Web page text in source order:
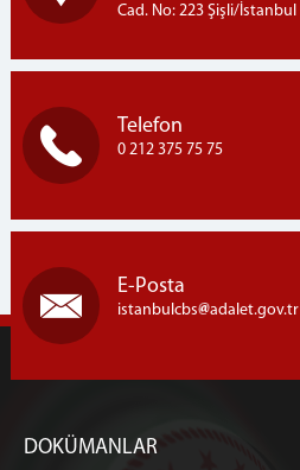
Cad. No: 223 Şişli/İstanbul
Telefon
0 212 375 75 75
E-Posta
istanbulcbs adalet.gov.tr
DOKÜMANLAR